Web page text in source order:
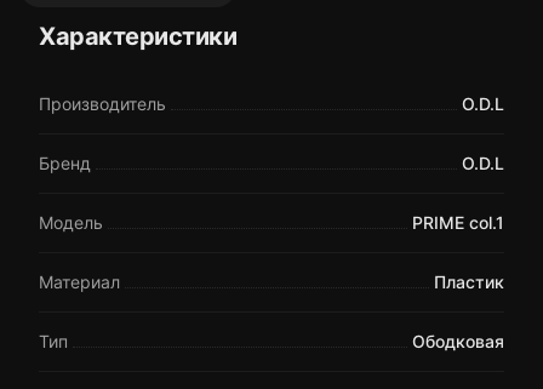
Характеристики
Производитель O.D.L
Бренд O.D.L
Модель PRIME col.1
Материал Пластик
Тип Ободковая